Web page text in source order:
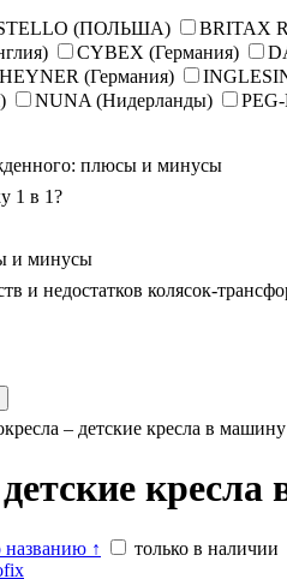
(ПОЛЬША) BRITAX
CYBEX (Германия)
HEYNER (Германия)
NUNA (Нидерланды)
плюсы и минусы
1 в 1?
и минусы
и недостатков колясок-
– детские кресла в машину
названию ↑ только в наличии